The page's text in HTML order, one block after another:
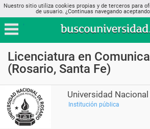
Nuestro sitio utiliza cookies propias y de terceros para
de usuario. ¿Continuas navegando
Licenciatura en
(Rosario, Santa Fe)
Universidad
Institución pública